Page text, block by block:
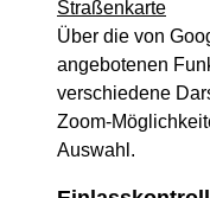
Straßenkarte
Über die von
angebotenen
verschiedene
Zoom-
Auswahl.